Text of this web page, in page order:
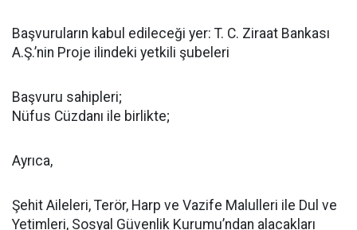
Başvuruların kabul edileceği yer: T. C. Ziraat Bankası
A.Ş.’nin Proje ilindeki yetkili şubeleri
Başvuru sahipleri;
Nüfus Cüzdanı ile birlikte;
Ayrıca,
Şehit Aileleri, Terör, Harp ve Vazife Malulleri ile Dul ve
Yetimleri, Sosyal Güvenlik Kurumu’ndan alacakları